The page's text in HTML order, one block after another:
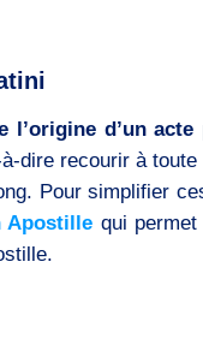
d’un acte
dire recourir à toute
Pour simplifier
Apostille qui permet